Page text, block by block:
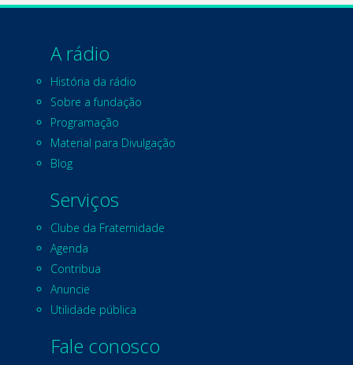
A rádio
História da rádio
Sobre a fundação
Programação
Material para Divulgação
Blog
Serviços
Clube da Fraternidade
Agenda
Contribua
Anuncie
Utilidade pública
Fale conosco